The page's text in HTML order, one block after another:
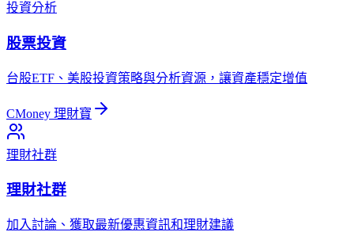
投資分析
股票投資
台股ETF、美股投資策略與分析資源，讓資產穩定增值
CMoney 理財寶
理財社群
理財社群
加入討論、獲取最新優惠資訊和理財建議